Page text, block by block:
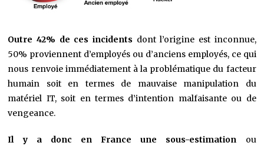
Outre 42% de ces incidents dont l’origine est inconnue,
50% proviennent d’employés ou d’anciens employés, ce qui
nous renvoie immédiatement à la problématique du facteur
humain soit en termes de mauvaise manipulation du
matériel IT, soit en termes d’intention malfaisante ou de
vengeance.
Il y a donc en France une sous-estimation ou